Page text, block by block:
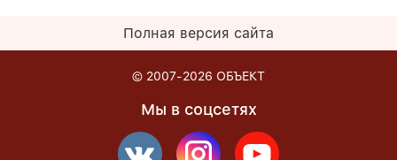
Полная версия сайта
© 2007-2026 ОБЪЕКТ
Мы в соцсетях